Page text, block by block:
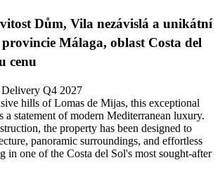
Dům, Vila nezávislá a unikátní
Málaga, oblast Costa del
cenu
Q4 2027
hills of Lomas de Mijas, this exceptional
a statement of modern Mediterranean luxury.
the property has been designed to
panoramic surroundings, and effortless
in one of the Costa del Sol's most sought-after